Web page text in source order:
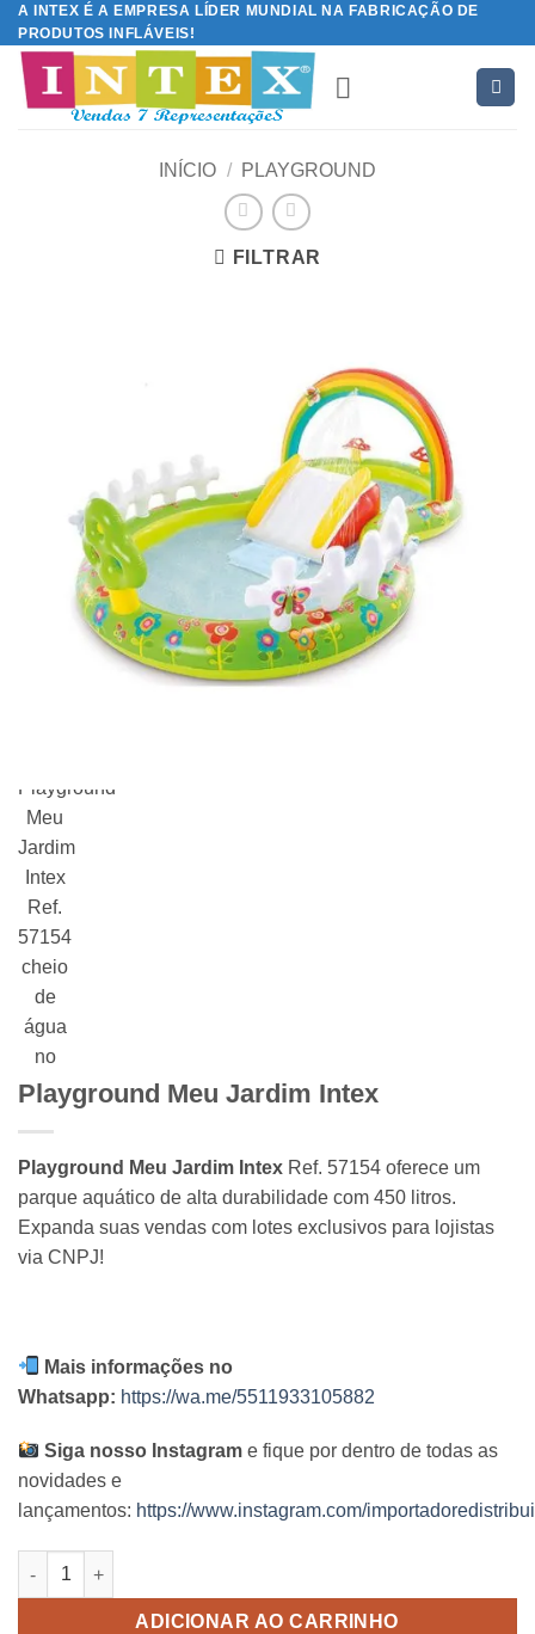
Skip
to
content
A INTEX É A EMPRESA LÍDER MUNDIAL NA FABRICAÇÃO DE
PRODUTOS INFLÁVEIS!
INÍCIO / PLAYGROUND
FILTRAR
Playground Meu Jardim Intex
Playground Meu Jardim Intex Ref. 57154 oferece um
parque aquático de alta durabilidade com 450 litros.
Expanda suas vendas com lotes exclusivos para lojistas
via CNPJ!
Mais informações no
Whatsapp: https://wa.me/5511933105882
Siga nosso Instagram e fique por dentro de todas as
novidades e
lançamentos: https://www.instagram.com/
Playground Meu Jardim Intex quantidade
ADICIONAR AO CARRINHO